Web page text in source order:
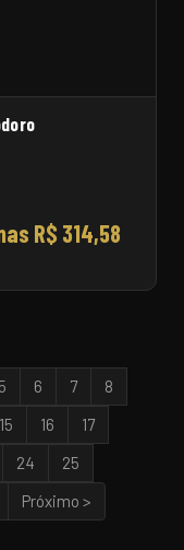
R$ 314,58
5 6 7
8
15 16
17
24
25
Próximo >